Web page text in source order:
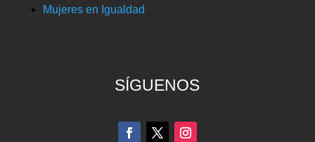
Mujeres en Igualdad
SÍGUENOS